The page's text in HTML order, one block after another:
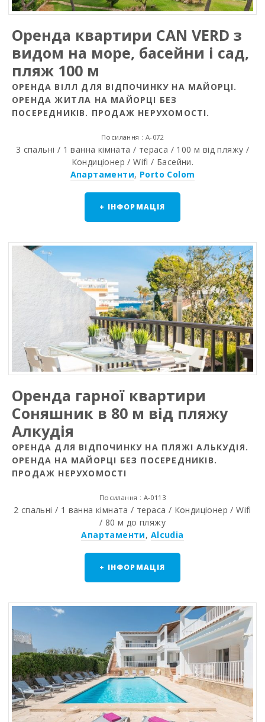
Оренда квартири CAN VERD з
видом на море, басейни і сад,
пляж 100 м
ОРЕНДА ВІЛЛ ДЛЯ ВІДПОЧИНКУ НА МАЙОРЦІ.
ОРЕНДА ЖИТЛА НА МАЙОРЦІ БЕЗ
ПОСЕРЕДНИКІВ. ПРОДАЖ НЕРУХОМОСТІ.
Посилання : A-072
3 спальні / 1 ванна кімната / тераса / 100 м від пляжу /
Кондиціонер / Wifi / Басейни.
Апартаменти, Porto Colom
+ ІНФОРМАЦІЯ
Оренда гарної квартири
Соняшник в 80 м від пляжу
Алкудія
ОРЕНДА ДЛЯ ВІДПОЧИНКУ НА ПЛЯЖІ АЛЬКУДІЯ.
ОРЕНДА НА МАЙОРЦІ БЕЗ ПОСЕРЕДНИКІВ.
ПРОДАЖ НЕРУХОМОСТІ
Посилання : A-0113
2 спальні / 1 ванна кімната / тераса / Кондиціонер / Wifi
/ 80 м до пляжу
Апартаменти, Alcudia
+ ІНФОРМАЦІЯ